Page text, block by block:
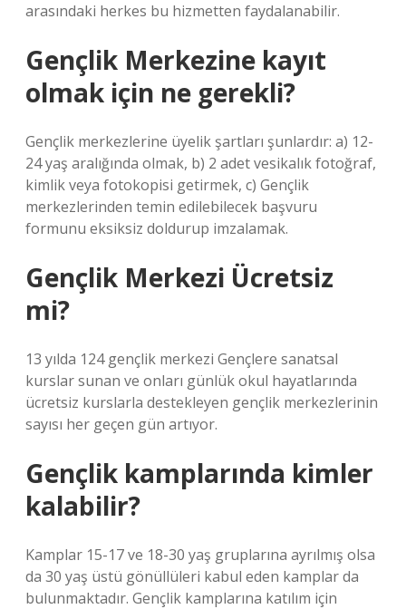
arasındaki herkes bu hizmetten faydalanabilir.
Gençlik Merkezine kayıt
olmak için ne gerekli?
Gençlik merkezlerine üyelik şartları şunlardır: a) 12-
24 yaş aralığında olmak, b) 2 adet vesikalık fotoğraf,
kimlik veya fotokopisi getirmek, c) Gençlik
merkezlerinden temin edilebilecek başvuru
formunu eksiksiz doldurup imzalamak.
Gençlik Merkezi Ücretsiz
mi?
13 yılda 124 gençlik merkezi Gençlere sanatsal
kurslar sunan ve onları günlük okul hayatlarında
ücretsiz kurslarla destekleyen gençlik merkezlerinin
sayısı her geçen gün artıyor.
Gençlik kamplarında kimler
kalabilir?
Kamplar 15-17 ve 18-30 yaş gruplarına ayrılmış olsa
da 30 yaş üstü gönüllüleri kabul eden kamplar da
bulunmaktadır. Gençlik kamplarına katılım için